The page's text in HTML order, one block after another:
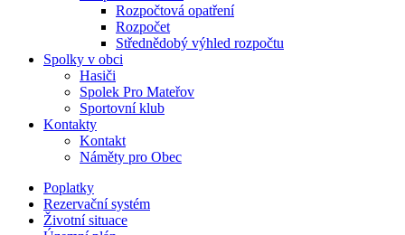
Rozpočtová opatření
Rozpočet
Střednědobý výhled rozpočtu
Spolky v obci
Hasiči
Spolek Pro Mateřov
Sportovní klub
Kontakty
Kontakt
Náměty pro Obec
Poplatky
Rezervační systém
Životní situace